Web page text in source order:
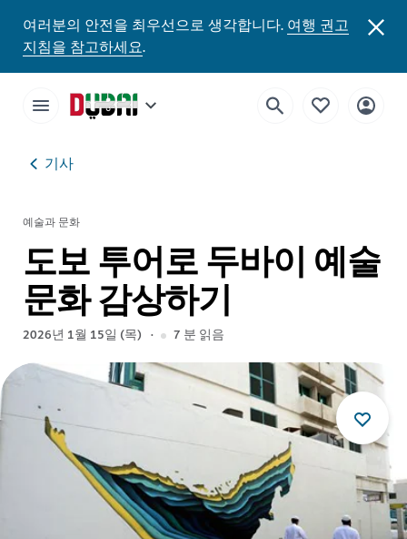
여러분의 안전을 최우선으로 생각합니다.여행 권고
지침을 참고하세요.
기사
예술과 문화
도보 투어로 두바이 예술
문화 감상하기
2026년 1월 15일 (목) 7 분 읽음